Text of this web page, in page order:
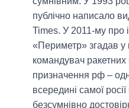
публічно написало
Times. У 2011-му про
«Периметр» згадав у
командувач ракетних
призначення рф –
всередині самої
безсумнівно